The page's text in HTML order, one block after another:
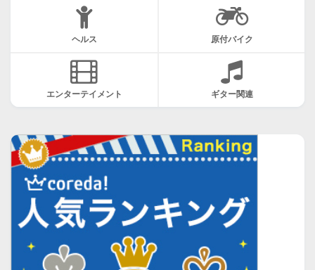
ヘルス 原付バイク
エンターテイメント ギター関連